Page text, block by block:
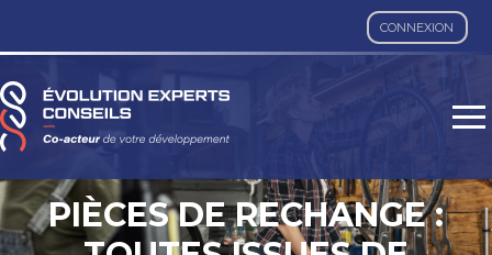
CONNEXION
Aller
au
PIÈCES DE RECHANGE :